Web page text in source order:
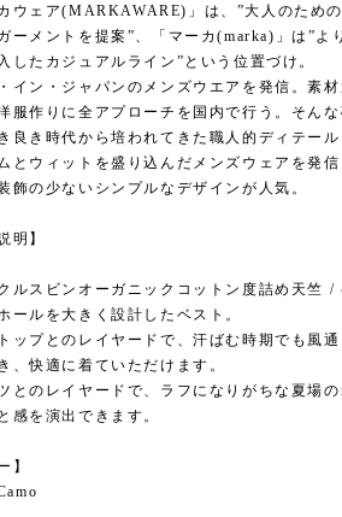
カウェア(MARKAWARE)」は、”大人のため
ーメントを提案”、「マーカ(marka)」は”よ
したカジュアルライン”という位置づけ。
イン・ジャパンのメンズウエアを発信。素
服作りに全アプローチを国内で行う。そん
良き時代から培われてきた職人的ディテー
とウィットを盛り込んだメンズウェアを発
飾の少ないシンプルなデザインが人気。
明】
ルスビンオーガニックコットン度詰め天竺 /
ールを大きく設計したベスト。
ップとのレイヤードで、汗ばむ時期でも風
、快適に着ていただけます。
とのレイヤードで、ラフになりがちな夏場
感を演出できます。
】